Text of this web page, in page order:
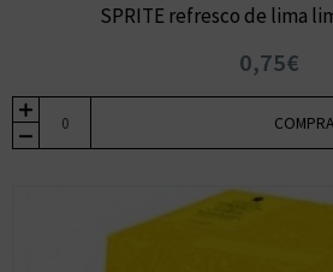
SPRITE refresco de lima
0,75€